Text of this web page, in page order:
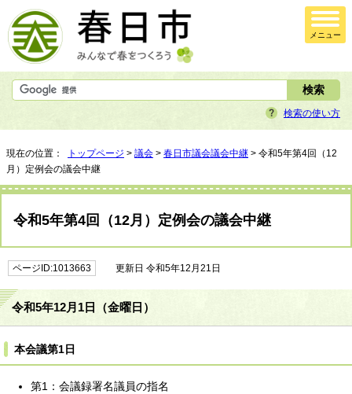
メニュー
検索の使い方
現在の位置： トップページ > 議会 > 春日市議会議会中継 > 令和5年第4回（12
月）定例会の議会中継
令和5年第4回（12月）定例会の議会中継
ページID:1013663 更新日 令和5年12月21日
令和5年12月1日（金曜日）
本会議第1日
第1：会議録署名議員の指名